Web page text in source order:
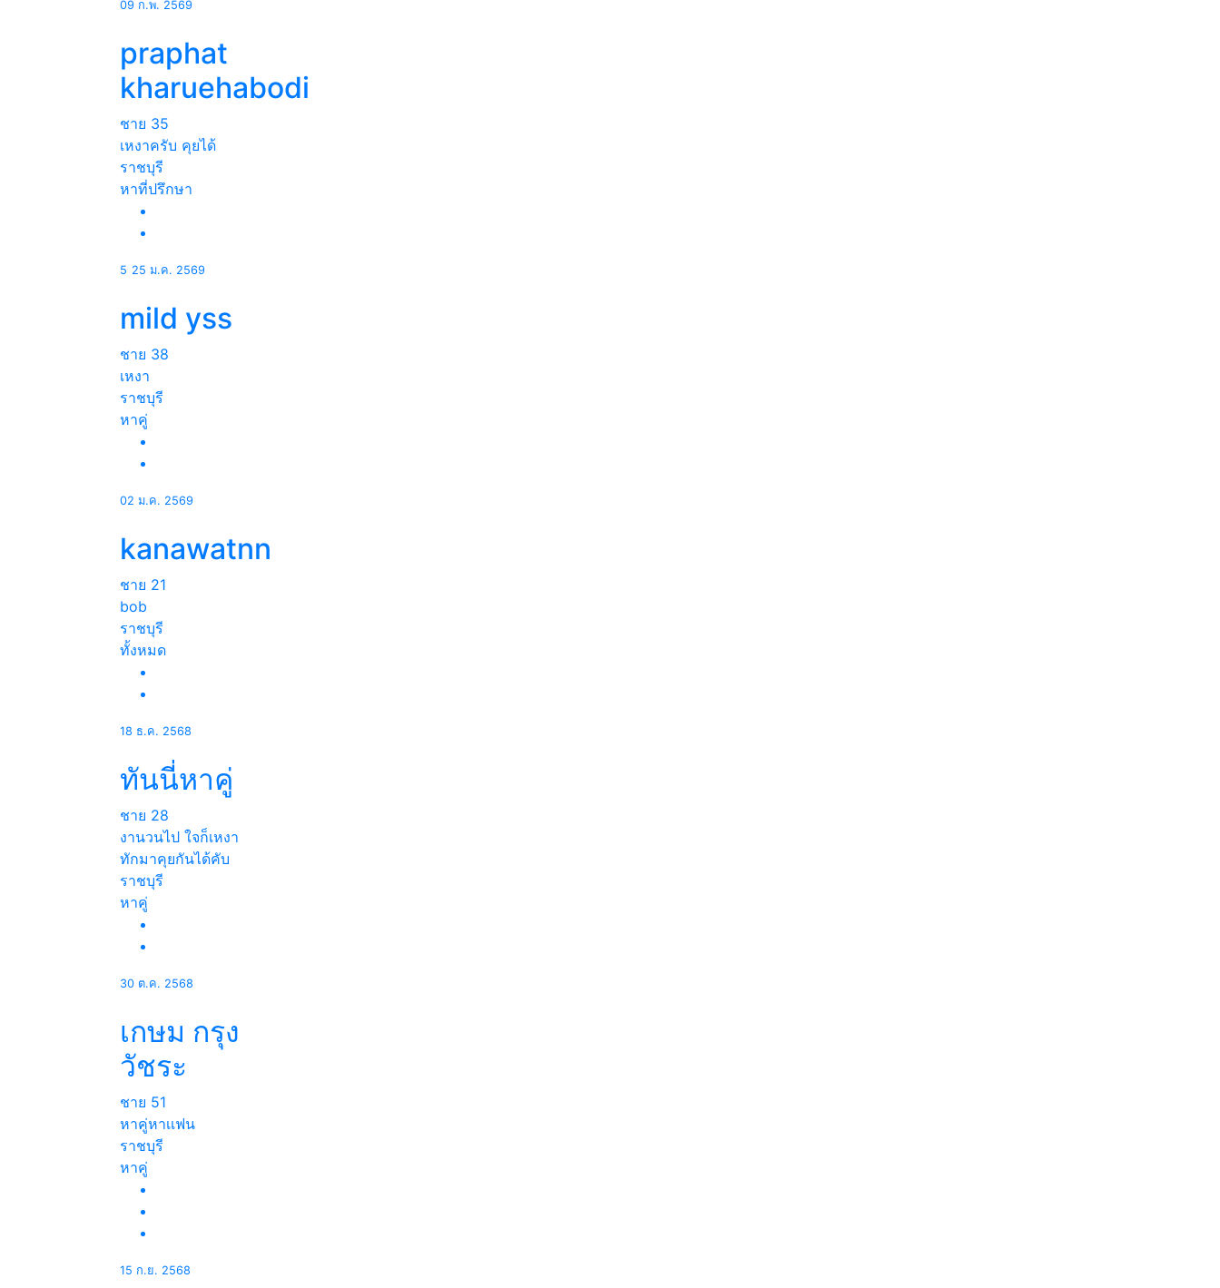
09 ก.พ. 2569
praphat
kharuehabodi
ชาย 35
เหงาครับ คุยได้
ราชบุรี
หาที่ปรึกษา
5 25 ม.ค. 2569
mild yss
ชาย 38
เหงา
ราชบุรี
หาคู่
02 ม.ค. 2569
kanawatnn
ชาย 21
bob
ราชบุรี
ทั้งหมด
18 ธ.ค. 2568
ทันนี่หาคู่
ชาย 28
งานวนไป ใจก็เหงา
ทักมาคุยกันได้คับ
ราชบุรี
หาคู่
30 ต.ค. 2568
เกษม กรุง
วัชระ
ชาย 51
หาคู่หาเเฟน
ราชบุรี
หาคู่
15 ก.ย. 2568